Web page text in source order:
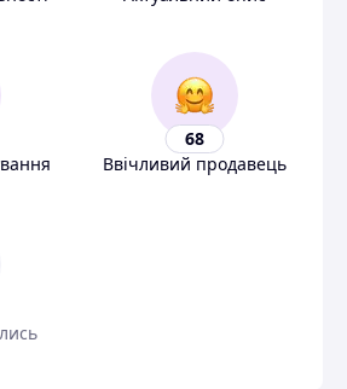
68
Ввічливий продавець